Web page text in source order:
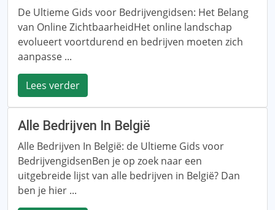
De Ultieme Gids voor Bedrijvengidsen: Het Belang
van Online ZichtbaarheidHet online landschap
evolueert voortdurend en bedrijven moeten zich
aanpasse ...
Lees verder
Alle Bedrijven In België
Alle Bedrijven In België: de Ultieme Gids voor
BedrijvengidsenBen je op zoek naar een
uitgebreide lijst van alle bedrijven in België? Dan
ben je hier ...